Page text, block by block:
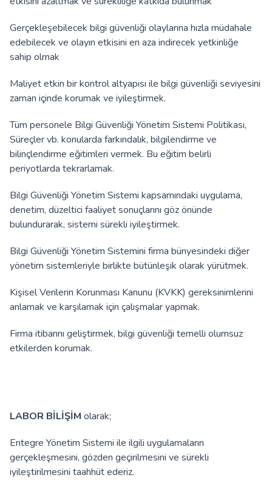
Gerçekleşebilecek bilgi güvenliği olaylarına hızla müdahale
edebilecek ve olayın etkisini en aza indirecek yetkinliğe
sahip olmak
Maliyet etkin bir kontrol altyapısı ile bilgi güvenliği seviyesini
zaman içinde korumak ve iyileştirmek.
Tüm personele Bilgi Güvenliği Yönetim Sistemi Politikası,
Süreçler vb. konularda farkındalık, bilgilendirme ve
bilinçlendirme eğitimleri vermek. Bu eğitim belirli
periyotlarda tekrarlamak.
Bilgi Güvenliği Yönetim Sistemi kapsamındaki uygulama,
denetim, düzeltici faaliyet sonuçlarını göz önünde
bulundurarak, sistemi sürekli iyileştirmek.
Bilgi Güvenliği Yönetim Sistemini firma bünyesindeki diğer
yönetim sistemleriyle birlikte bütünleşik olarak yürütmek.
Kişisel Verilerin Korunması Kanunu (KVKK) gereksinimlerini
anlamak ve karşılamak için çalışmalar yapmak.
Firma itibarını geliştirmek, bilgi güvenliği temelli olumsuz
etkilerden korumak.
LABOR BİLİŞİM olarak;
Entegre Yönetim Sistemi ile ilgili uygulamaların
gerçekleşmesini, gözden geçirilmesini ve sürekli
iyileştirilmesini taahhüt ederiz.